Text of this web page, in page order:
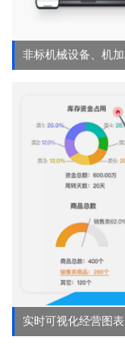
非标机械设备、机
实时可视化经营图